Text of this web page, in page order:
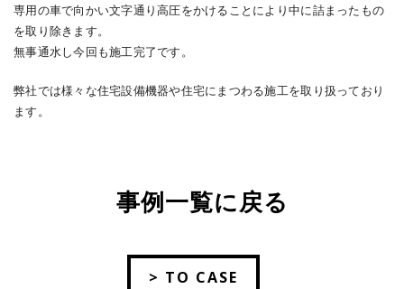
専用の車で向かい文字通り高圧をかけることにより中に詰まったもの
を取り除きます。
無事通水し今回も施工完了です。
弊社では様々な住宅設備機器や住宅にまつわる施工を取り扱っており
ます。
事例一覧に戻る
> TO CASE